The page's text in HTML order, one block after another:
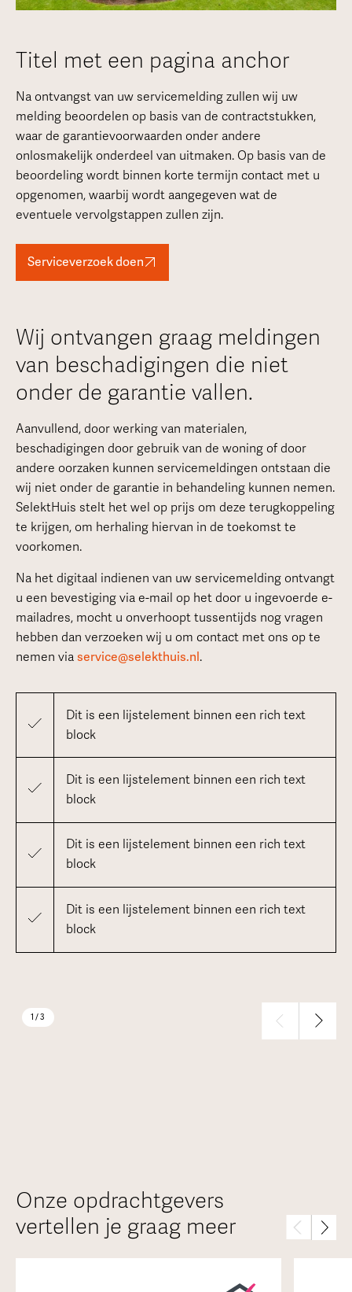
Titel met een pagina anchor
Na ontvangst van uw servicemelding zullen wij uw
melding beoordelen op basis van de contractstukken,
waar de garantievoorwaarden onder andere
onlosmakelijk onderdeel van uitmaken. Op basis van de
beoordeling wordt binnen korte termijn contact met u
opgenomen, waarbij wordt aangegeven wat de
eventuele vervolgstappen zullen zijn.
Serviceverzoek doen
Wij ontvangen graag meldingen
van beschadigingen die niet
onder de garantie vallen.
Aanvullend, door werking van materialen,
beschadigingen door gebruik van de woning of door
andere oorzaken kunnen servicemeldingen ontstaan die
wij niet onder de garantie in behandeling kunnen nemen.
SelektHuis stelt het wel op prijs om deze terugkoppeling
te krijgen, om herhaling hiervan in de toekomst te
voorkomen.
Na het digitaal indienen van uw servicemelding ontvangt
u een bevestiging via e-mail op het door u ingevoerde e-
mailadres, mocht u onverhoopt tussentijds nog vragen
hebben dan verzoeken wij u om contact met ons op te
nemen via service@selekthuis.nl.
Dit is een lijstelement binnen een rich text
block
Dit is een lijstelement binnen een rich text
block
Dit is een lijstelement binnen een rich text
block
Dit is een lijstelement binnen een rich text
block
1 / 3
Onze opdrachtgevers
vertellen je graag meer